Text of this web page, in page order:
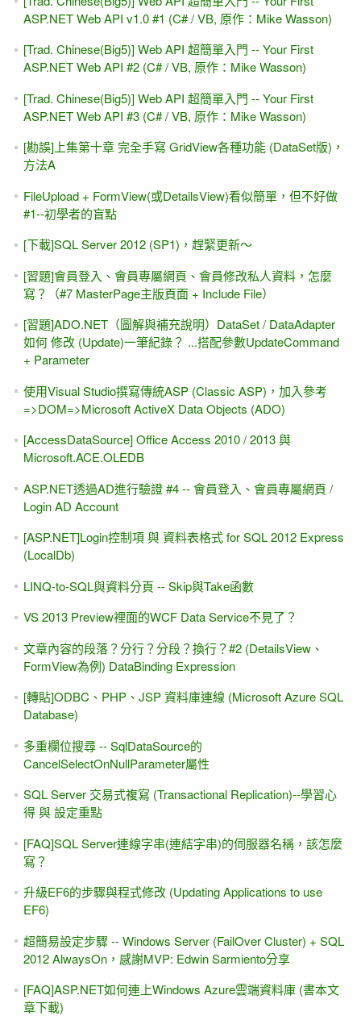
ASP.NET Web API v1.0 #1 (C# / VB, 原作：Mike Wasson)
[Trad. Chinese(Big5)] Web API 超簡單入門 -- Your First
ASP.NET Web API #2 (C# / VB, 原作：Mike Wasson)
[Trad. Chinese(Big5)] Web API 超簡單入門 -- Your First
ASP.NET Web API #3 (C# / VB, 原作：Mike Wasson)
[勘誤]上集第十章 完全手寫 GridView各種功能 (DataSet版)，
方法A
FileUpload + FormView(或DetailsView)看似簡單，但不好做
#1--初學者的盲點
[下載]SQL Server 2012 (SP1)，趕緊更新～
[習題]會員登入、會員專屬網頁、會員修改私人資料，怎麼
寫？（#7 MasterPage主版頁面 + Include File）
[習題]ADO.NET（圖解與補充說明）DataSet / DataAdapter
如何 修改 (Update)一筆紀錄？ ...搭配參數UpdateCommand
+ Parameter
使用Visual Studio撰寫傳統ASP (Classic ASP)，加入參考
=>DOM=>Microsoft ActiveX Data Objects (ADO)
[AccessDataSource] Office Access 2010 / 2013 與
Microsoft.ACE.OLEDB
ASP.NET透過AD進行驗證 #4 -- 會員登入、會員專屬網頁 /
Login AD Account
[ASP.NET]Login控制項 與 資料表格式 for SQL 2012 Express
(LocalDb)
LINQ-to-SQL與資料分頁 -- Skip與Take函數
VS 2013 Preview裡面的WCF Data Service不見了？
文章內容的段落？分行？分段？換行？#2 (DetailsView、
FormView為例) DataBinding Expression
[轉貼]ODBC、PHP、JSP 資料庫連線 (Microsoft Azure SQL
Database)
多重欄位搜尋 -- SqlDataSource的
CancelSelectOnNullParameter屬性
SQL Server 交易式複寫 (Transactional Replication)--學習心
得 與 設定重點
[FAQ]SQL Server連線字串(連結字串)的伺服器名稱，該怎麼
寫？
升級EF6的步驟與程式修改 (Updating Applications to use
EF6)
超簡易設定步驟 -- Windows Server (FailOver Cluster) + SQL
2012 AlwaysOn，感謝MVP: Edwin Sarmiento分享
[FAQ]ASP.NET如何連上Windows Azure雲端資料庫 (書本文
章下載)